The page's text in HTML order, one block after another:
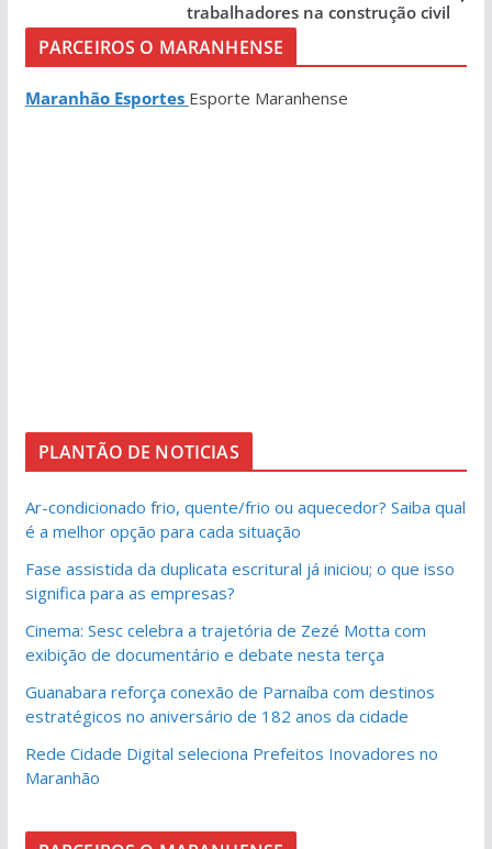
trabalhadores na construção civil
PARCEIROS O MARANHENSE
Maranhão Esportes Esporte Maranhense
PLANTÃO DE NOTICIAS
Ar-condicionado frio, quente/frio ou aquecedor? Saiba qual
é a melhor opção para cada situação
Fase assistida da duplicata escritural já iniciou; o que isso
significa para as empresas?
Cinema: Sesc celebra a trajetória de Zezé Motta com
exibição de documentário e debate nesta terça
Guanabara reforça conexão de Parnaíba com destinos
estratégicos no aniversário de 182 anos da cidade
Rede Cidade Digital seleciona Prefeitos Inovadores no
Maranhão